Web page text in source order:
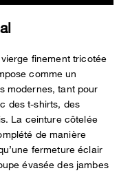
finement tricotée
comme un
modernes, tant pour
des t-shirts, des
La ceinture côtelée
de manière
fermeture éclair
évasée des jambes